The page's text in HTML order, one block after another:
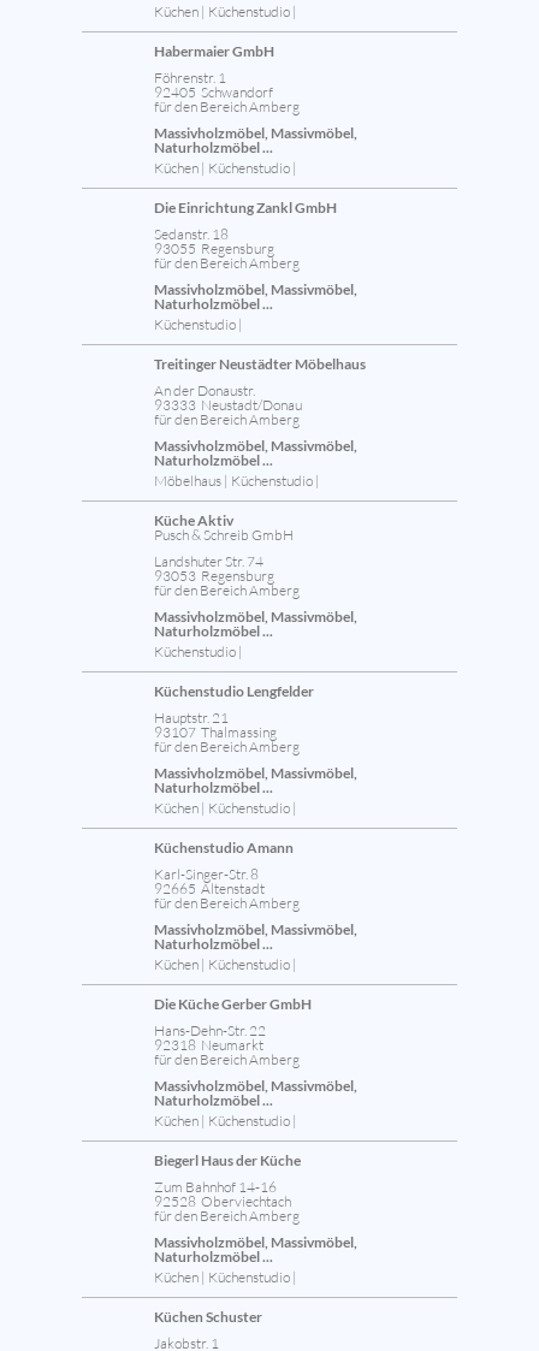
Küchen | Küchenstudio |
Habermaier GmbH
Föhrenstr. 1
92405 Schwandorf
für den Bereich Amberg
Massivholzmöbel, Massivmöbel,
Naturholzmöbel ...
Küchen | Küchenstudio |
Die Einrichtung Zankl GmbH
Sedanstr. 18
93055 Regensburg
für den Bereich Amberg
Massivholzmöbel, Massivmöbel,
Naturholzmöbel ...
Küchenstudio |
Treitinger Neustädter Möbelhaus
An der Donaustr.
93333 Neustadt/Donau
für den Bereich Amberg
Massivholzmöbel, Massivmöbel,
Naturholzmöbel ...
Möbelhaus | Küchenstudio |
Küche Aktiv
Pusch & Schreib GmbH
Landshuter Str. 74
93053 Regensburg
für den Bereich Amberg
Massivholzmöbel, Massivmöbel,
Naturholzmöbel ...
Küchenstudio |
Küchenstudio Lengfelder
Hauptstr. 21
93107 Thalmassing
für den Bereich Amberg
Massivholzmöbel, Massivmöbel,
Naturholzmöbel ...
Küchen | Küchenstudio |
Küchenstudio Amann
Karl-Singer-Str. 8
92665 Altenstadt
für den Bereich Amberg
Massivholzmöbel, Massivmöbel,
Naturholzmöbel ...
Küchen | Küchenstudio |
Die Küche Gerber GmbH
Hans-Dehn-Str. 22
92318 Neumarkt
für den Bereich Amberg
Massivholzmöbel, Massivmöbel,
Naturholzmöbel ...
Küchen | Küchenstudio |
Biegerl Haus der Küche
Zum Bahnhof 14-16
92528 Oberviechtach
für den Bereich Amberg
Massivholzmöbel, Massivmöbel,
Naturholzmöbel ...
Küchen | Küchenstudio |
Küchen Schuster
Jakobstr. 1